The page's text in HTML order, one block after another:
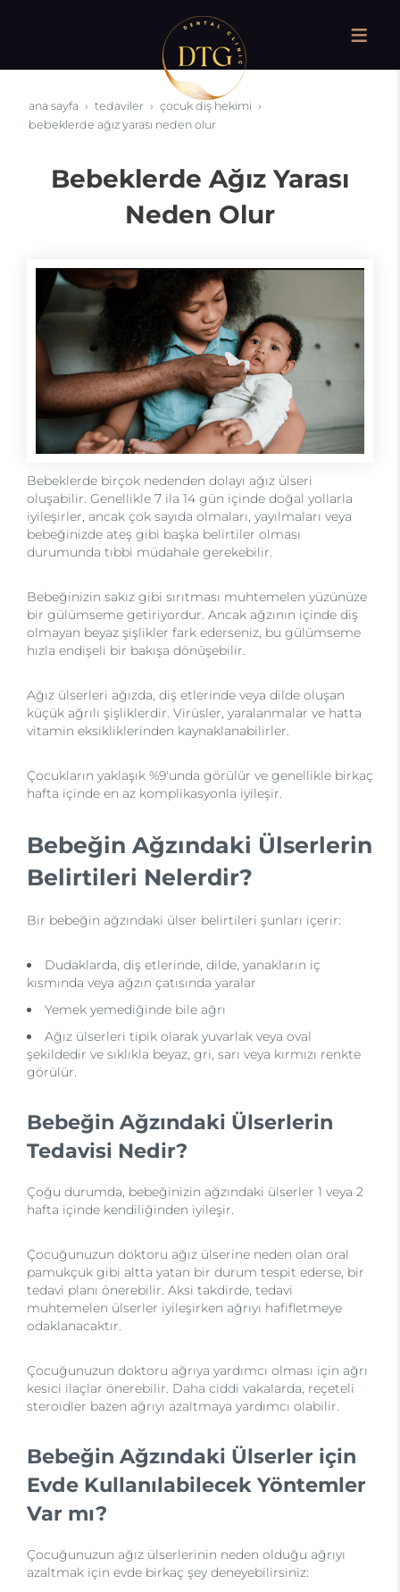
ana sayfa tedaviler
çocuk diş hekimi
bebeklerde ağız yarası neden olur
Bebeklerde Ağız Yarası
Neden Olur
Bebeklerde birçok nedenden dolayı ağız ülseri
oluşabilir. Genellikle 7 ila 14 gün içinde doğal yollarla
iyileşirler, ancak çok sayıda olmaları, yayılmaları veya
bebeğinizde ateş gibi başka belirtiler olması
durumunda tıbbi müdahale gerekebilir.
Bebeğinizin sakız gibi sırıtması muhtemelen yüzünüze
bir gülümseme getiriyordur. Ancak ağzının içinde diş
olmayan beyaz şişlikler fark ederseniz, bu gülümseme
hızla endişeli bir bakışa dönüşebilir.
Ağız ülserleri ağızda, diş etlerinde veya dilde oluşan
küçük ağrılı şişliklerdir. Virüsler, yaralanmalar ve hatta
vitamin eksikliklerinden kaynaklanabilirler.
Çocukların yaklaşık %9'unda görülür ve genellikle birkaç
hafta içinde en az komplikasyonla iyileşir.
Bebeğin Ağzındaki Ülserlerin
Belirtileri Nelerdir?
Bir bebeğin ağzındaki ülser belirtileri şunları içerir:
Dudaklarda, diş etlerinde, dilde, yanakların iç
kısmında veya ağzın çatısında yaralar
Yemek yemediğinde bile ağrı
Ağız ülserleri tipik olarak yuvarlak veya oval
şekildedir ve sıklıkla beyaz, gri, sarı veya kırmızı renkte
görülür.
Bebeğin Ağzındaki Ülserlerin
Tedavisi Nedir?
Çoğu durumda, bebeğinizin ağzındaki ülserler 1 veya 2
hafta içinde kendiliğinden iyileşir.
Çocuğunuzun doktoru ağız ülserine neden olan oral
pamukçuk gibi altta yatan bir durum tespit ederse, bir
tedavi planı önerebilir. Aksi takdirde, tedavi
muhtemelen ülserler iyileşirken ağrıyı hafifletmeye
odaklanacaktır.
Çocuğunuzun doktoru ağrıya yardımcı olması için ağrı
kesici ilaçlar önerebilir. Daha ciddi vakalarda, reçeteli
steroidler bazen ağrıyı azaltmaya yardımcı olabilir.
Bebeğin Ağzındaki Ülserler için
Evde Kullanılabilecek Yöntemler
Var mı?
Çocuğunuzun ağız ülserlerinin neden olduğu ağrıyı
azaltmak için evde birkaç şey deneyebilirsiniz: